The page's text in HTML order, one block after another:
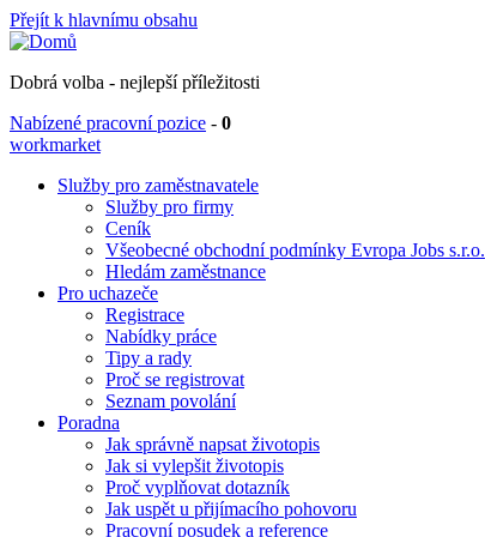
Přejít k hlavnímu obsahu
Dobrá volba - nejlepší příležitosti
Nabízené pracovní pozice - 0
workmarket
Služby pro zaměstnavatele
Služby pro firmy
Ceník
Všeobecné obchodní podmínky Evropa Jobs s.r.o.
Hledám zaměstnance
Pro uchazeče
Registrace
Nabídky práce
Tipy a rady
Proč se registrovat
Seznam povolání
Poradna
Jak správně napsat životopis
Jak si vylepšit životopis
Proč vyplňovat dotazník
Jak uspět u přijímacího pohovoru
Pracovní posudek a reference